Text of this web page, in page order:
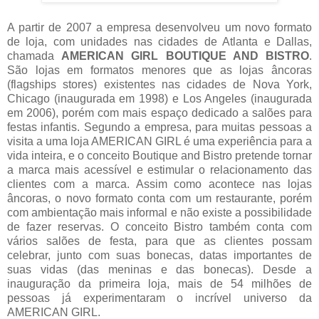
A partir de 2007 a empresa desenvolveu um novo formato
de loja, com unidades nas cidades de Atlanta e Dallas,
chamada AMERICAN GIRL BOUTIQUE AND BISTRO.
São lojas em formatos menores que as lojas âncoras
(flagships stores) existentes nas cidades de Nova York,
Chicago (inaugurada em 1998) e Los Angeles (inaugurada
em 2006), porém com mais espaço dedicado a salões para
festas infantis. Segundo a empresa, para muitas pessoas a
visita a uma loja AMERICAN GIRL é uma experiência para a
vida inteira, e o conceito Boutique and Bistro pretende tornar
a marca mais acessível e estimular o relacionamento das
clientes com a marca. Assim como acontece nas lojas
âncoras, o novo formato conta com um restaurante, porém
com ambientação mais informal e não existe a possibilidade
de fazer reservas. O conceito Bistro também conta com
vários salões de festa, para que as clientes possam
celebrar, junto com suas bonecas, datas importantes de
suas vidas (das meninas e das bonecas). Desde a
inauguração da primeira loja, mais de 54 milhões de
pessoas já experimentaram o incrível universo da
AMERICAN GIRL.